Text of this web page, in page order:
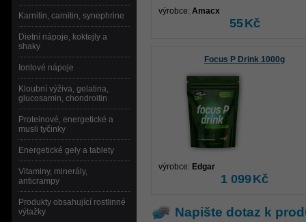
výrobce: Amacx
55Kč
Focus P Drink 1000g
výrobce: Edgar
1 099Kč
Napište dotaz k
Karnitin, carnitin, synephrine
Dietní nápoje, koktejly a
shaky
Iontové nápoje
Kloubní výživa, gelatina,
glucosamin, chondroitin
Proteinové, energetické a
musli tyčinky
Energetické gely a tablety
Vitaminy, minerály,
anticrampy
Produkty obsahující rostlinné
výtažky